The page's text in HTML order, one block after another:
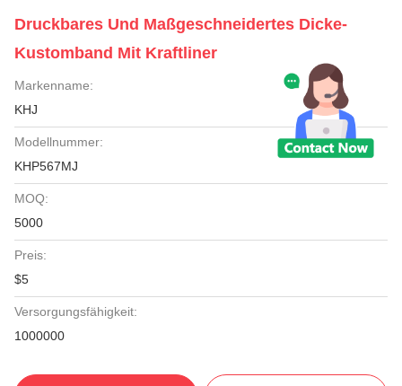
Druckbares Und Maßgeschneidertes Dicke-
Kustomband Mit Kraftliner
Markenname:
KHJ
Modellnummer:
KHP567MJ
MOQ:
5000
Preis:
$5
Versorgungsfähigkeit:
1000000